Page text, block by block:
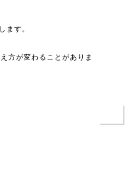
ます。
方が変わることがありま